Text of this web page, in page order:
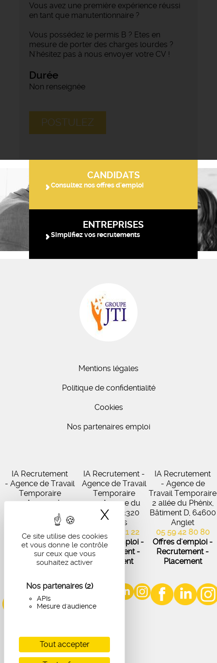
Ce site utilise des cookies
et vous donne le contrôle
sur ceux que vous
souhaitez activer
Nos partenaires (2)
APIs
Mesure d'audience
Tout accepter
X Masquer le
Vous avez une première expérience réussi
en tant que manutentionnaire ?
Vous possédez le permis B ? Etes en
mesure de porter des charges lourdes ?
N'hésitez pas à nous envoyer votre CV !
Durée
Non renseignée
POSTULEZ
CANDIDATS
Consultez nos offres d'emploi
ENTREPRISES
Simplifiez vos recrutements
Mentions légales
Politique de confidentialité
Cookies
Nos partenaires emploi
IA Recrutement
- Agence de Travail
Temporaire
27 Avenue de
Virecourt, 33370
Artigues-près-
Bordeaux
05 56 67 48 57
Offres d'emploi -
Recrutement -
IA Recrutement -
Agence de Travail
Temporaire
102 Avenue du
Médoc, 33320
Eysines
05 56 45 21 22
Offres d'emploi -
Recrutement -
Placement
IA Recrutement
- Agence de
Travail Temporaire
2 allée du Phénix,
Bâtiment D, 64600
Anglet
05 59 42 80 80
Offres d'emploi -
Recrutement -
Placement